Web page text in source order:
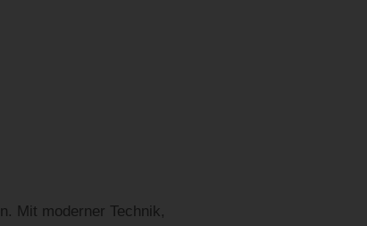
Mit moderner Technik,